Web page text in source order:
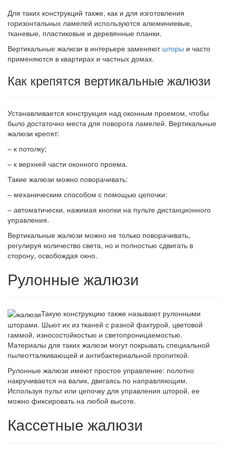
Для таких конструкций также, как и для изготовления
горизонтальных ламелей используются алюминиевые,
тканевые, пластиковые и деревянные планки.
Вертикальные жалюзи в интерьере заменяют шторы и часто
применяются в квартирах и частных домах.
Как крепятся вертикальные жалюзи
Устанавливается конструкция над оконным проемом, чтобы
было достаточно места для поворота ламелей. Вертикальные
жалюзи крепят:
– к потолку;
– к верхней части оконного проема.
Такие жалюзи можно поворачивать:
– механическим способом с помощью цепочки:
– автоматически, нажимая кнопки на пульте дистанционного
управления.
Вертикальные жалюзи можно не только поворачивать,
регулируя количество света, но и полностью сдвигать в
сторону, освобождая окно.
Рулонные жалюзи
Такую конструкцию также называют рулонными
шторами. Шьют их из тканей с разной фактурой, цветовой
гаммой, износостойкостью и светопроницаемостью.
Материалы для таких жалюзи могут покрывать специальной
пылеотталкивающей и антибактериальной пропиткой.
Рулонные жалюзи имеют простое управление: полотно
накручивается на валик, двигаясь по направляющим.
Используя пульт или цепочку для управления шторой, ее
можно фиксировать на любой высоте.
Кассетные жалюзи